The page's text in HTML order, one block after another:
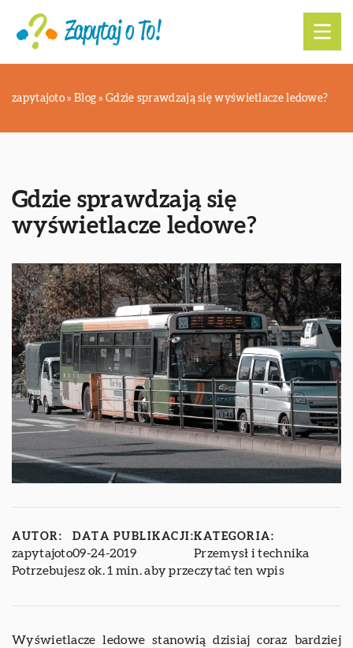
zapytajoto » Blog »Gdzie sprawdzają się wyświetlacze ledowe?
Gdzie sprawdzają się
wyświetlacze ledowe?
AUTOR:
zapytajoto
DATA PUBLIKACJI:
09-24-2019
KATEGORIA:
Przemysł i technika
Potrzebujesz ok. 1 min. aby przeczytać ten wpis
Wyświetlacze ledowe stanowią dzisiaj coraz bardziej